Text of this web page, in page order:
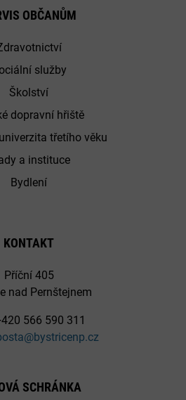
OBČANŮM
služby
Školství
dopravní hřiště
třetího věku
a instituce
Bydlení
KONTAKT
Příční 405
nad Pernštejnem
566 590 311
SCHRÁNKA